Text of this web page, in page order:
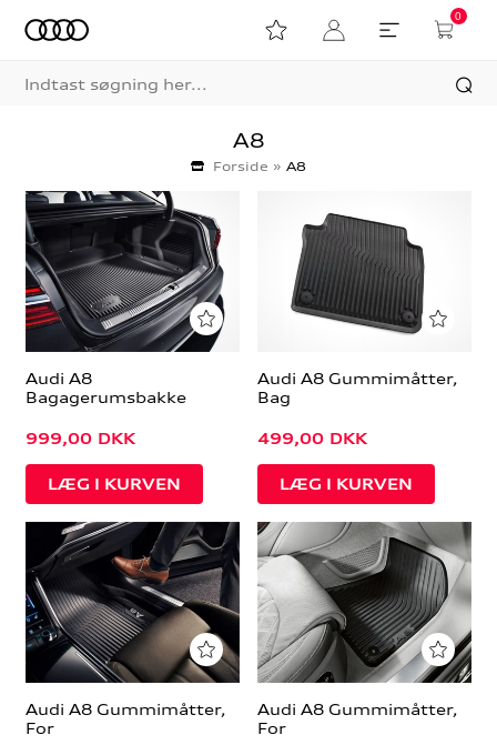
0
A8
Forside » A8
Audi A8
Bagagerumsbakke
999,00 DKK
Audi A8 Gummimåtter,
Bag
499,00 DKK
Audi A8 Gummimåtter,
For
Audi A8 Gummimåtter,
For